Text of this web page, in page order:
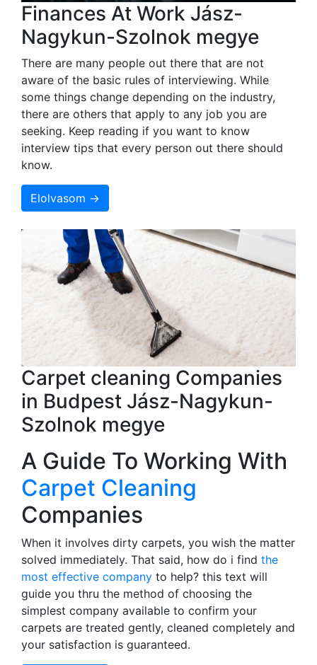
Finances At Work Jász-
Nagykun-Szolnok megye
There are many people out there that are not
aware of the basic rules of interviewing. While
some things change depending on the industry,
there are others that apply to any job you are
seeking. Keep reading if you want to know
interview tips that every person out there should
know.
Elolvasom →
Carpet cleaning Companies
in Budpest Jász-Nagykun-
Szolnok megye
A Guide To Working With
Carpet Cleaning
Companies
When it involves dirty carpets, you wish the matter
solved immediately. That said, how do i find the
most effective company to help? this text will
guide you thru the method of choosing the
simplest company available to confirm your
carpets are treated gently, cleaned completely and
your satisfaction is guaranteed.